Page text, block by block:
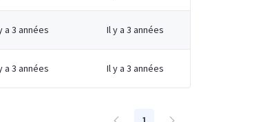
a 3 années Il y a 3 années
a 3 années Il y a 3 années